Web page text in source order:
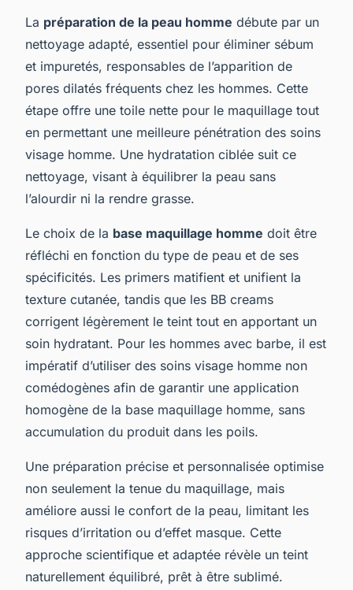
La préparation de la peau homme débute par un
nettoyage adapté, essentiel pour éliminer sébum
et impuretés, responsables de l’apparition de
pores dilatés fréquents chez les hommes. Cette
étape offre une toile nette pour le maquillage tout
en permettant une meilleure pénétration des soins
visage homme. Une hydratation ciblée suit ce
nettoyage, visant à équilibrer la peau sans
l’alourdir ni la rendre grasse.
Le choix de la base maquillage homme doit être
réfléchi en fonction du type de peau et de ses
spécificités. Les primers matifient et unifient la
texture cutanée, tandis que les BB creams
corrigent légèrement le teint tout en apportant un
soin hydratant. Pour les hommes avec barbe, il est
impératif d’utiliser des soins visage homme non
comédogènes afin de garantir une application
homogène de la base maquillage homme, sans
accumulation du produit dans les poils.
Une préparation précise et personnalisée optimise
non seulement la tenue du maquillage, mais
améliore aussi le confort de la peau, limitant les
risques d’irritation ou d’effet masque. Cette
approche scientifique et adaptée révèle un teint
naturellement équilibré, prêt à être sublimé.